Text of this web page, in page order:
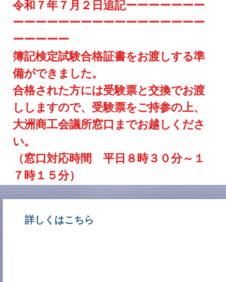
令和７年７月２日追記ーーーーーーー
ーーーーーーーーーーーーーーーーー
ーーーーー
簿記検定試験合格証書をお渡しする準
備ができました。
合格された方には受験票と交換でお渡
ししますので、受験票をご持参の上、
大洲商工会議所窓口までお越しくださ
い。
（窓口対応時間　平日８時３０分～１
７時１５分）
詳しくはこちら